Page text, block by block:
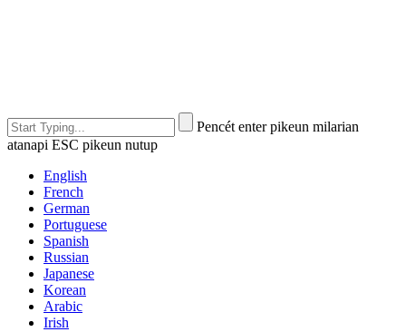
Pencét enter pikeun milarian
atanapi ESC pikeun nutup
English
French
German
Portuguese
Spanish
Russian
Japanese
Korean
Arabic
Irish